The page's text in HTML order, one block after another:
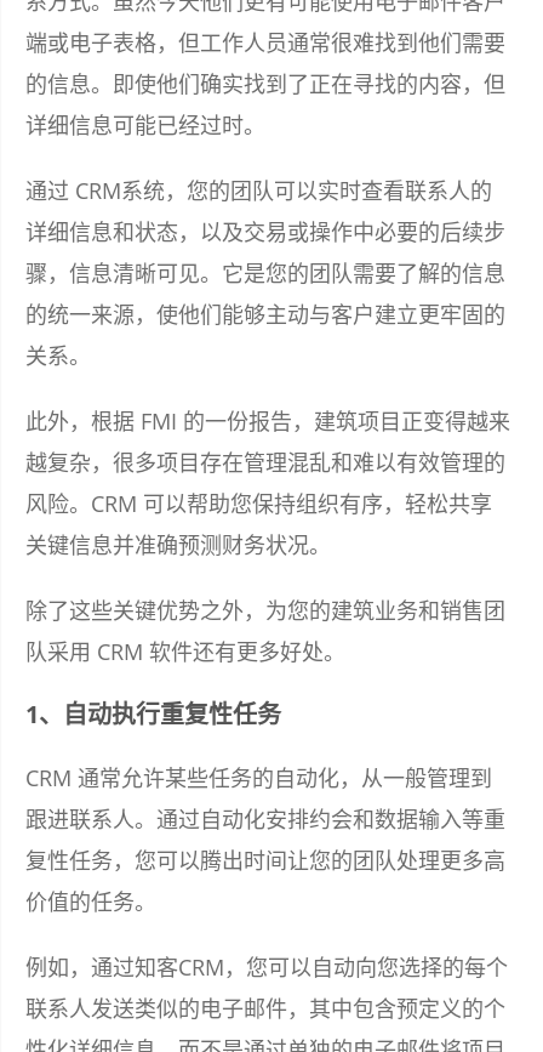
端或电子表格，但工作人员通常很难找到他们需要
的信息。即使他们确实找到了正在寻找的内容，但
详细信息可能已经过时。
通过 CRM系统，您的团队可以实时查看联系人的
详细信息和状态，以及交易或操作中必要的后续步
骤，信息清晰可见。它是您的团队需要了解的信息
的统一来源，使他们能够主动与客户建立更牢固的
关系。
此外，根据 FMI 的一份报告，建筑项目正变得越来
越复杂，很多项目存在管理混乱和难以有效管理的
风险。CRM 可以帮助您保持组织有序，轻松共享
关键信息并准确预测财务状况。
除了这些关键优势之外，为您的建筑业务和销售团
队采用 CRM 软件还有更多好处。
1、自动执行重复性任务
CRM 通常允许某些任务的自动化，从一般管理到
跟进联系人。通过自动化安排约会和数据输入等重
复性任务，您可以腾出时间让您的团队处理更多高
价值的任务。
例如，通过知客CRM，您可以自动向您选择的每个
联系人发送类似的电子邮件，其中包含预定义的个